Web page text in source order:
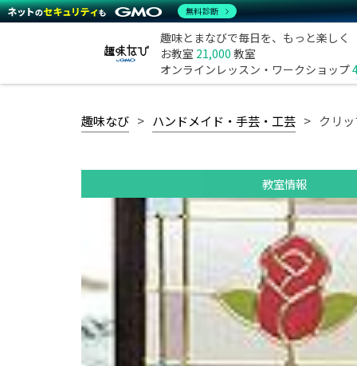
趣味とまなびで毎日を、もっと楽しく
お教室 21,000 教室
オンラインレッスン・ワークショップ
趣味なび ハンドメイド・手芸・工芸 クリ
教室情報
無料診断